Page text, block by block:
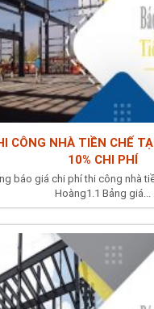
CÔNG NHÀ TIỀN CHẾ
10% CHI PHÍ
báo giá chi phí thi công nhà
Hoàng1.1 Bảng giá...